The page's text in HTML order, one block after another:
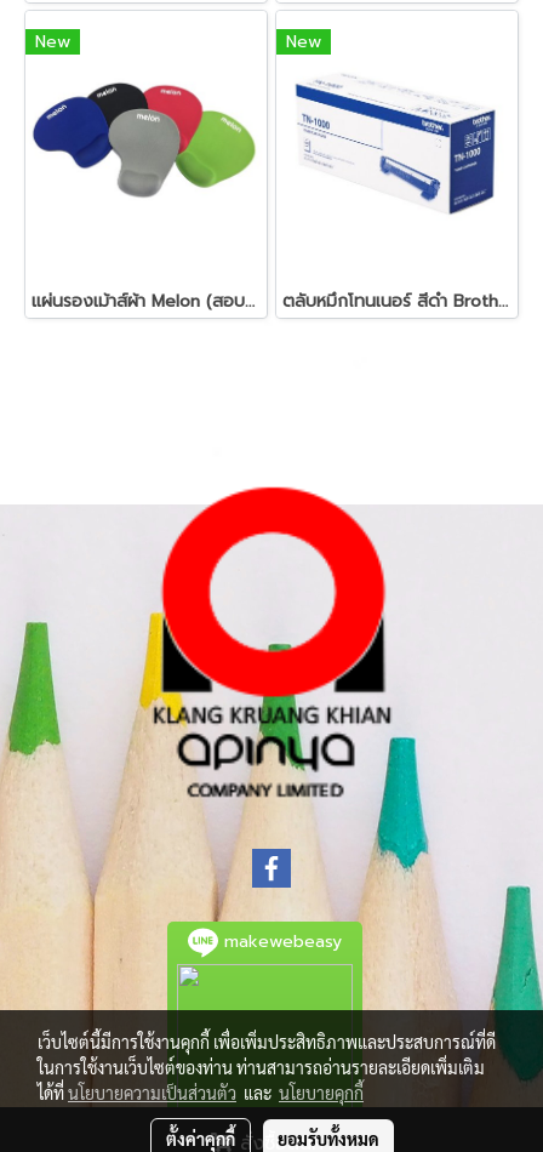
สั่งซื้อสินค้า
New
แผ่นรองเม้าส์ผ้า Melon (สอบถามราคา)
New
ตลับหมึกโทนเนอร์ สีดำ Brother TN-1000
makewebeasy
เว็บไซต์นี้มีการใช้งานคุกกี้ เพื่อเพิ่มประสิทธิภาพและประสบการณ์ที่ดี
ในการใช้งานเว็บไซต์ของท่าน ท่านสามารถอ่านรายละเอียดเพิ่มเติม
ได้ที่นโยบายความเป็นส่วนตัว และ นโยบายคุกกี้
ตั้งค่าคุกกี้ ยอมรับทั้งหมด